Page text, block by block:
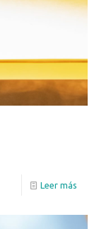
Leer más